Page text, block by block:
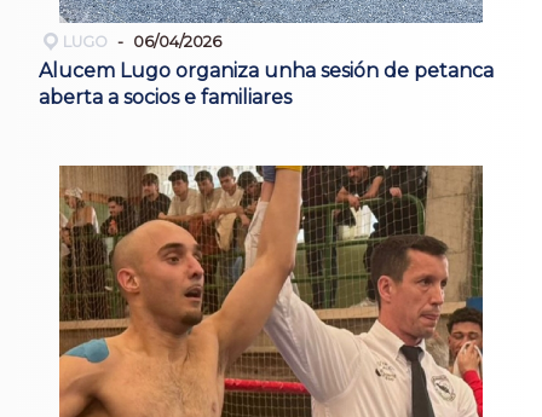
LUGO 06/04/2026
Alucem Lugo organiza unha sesión de petanca
aberta a socios e familiares